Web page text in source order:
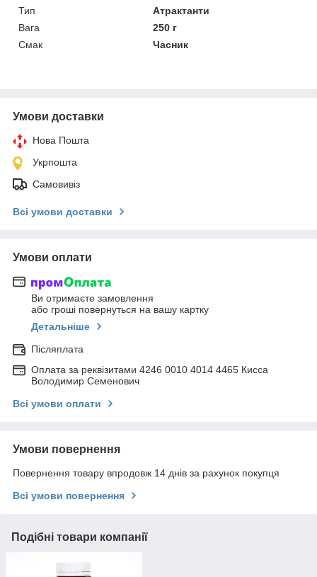
Тип
Атрактанти
Вага
250 г
Смак
Часник
Умови доставки
Нова Пошта
Укрпошта
Самовивіз
Всі умови доставки
Умови оплати
Ви отримаєте замовлення
або гроші повернуться на вашу картку
Детальніше
Післяплата
Оплата за реквізитами 4246 0010 4014 4465 Кисса
Володимир Семенович
Всі умови оплати
Умови повернення
Повернення товару впродовж 14 днів за рахунок покупця
Всі умови повернення
Подібні товари компанії